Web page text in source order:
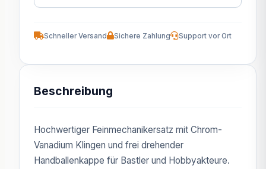
Schneller Versand Sichere Zahlung Support vor Ort
Beschreibung
Hochwertiger Feinmechanikersatz mit Chrom-
Vanadium Klingen und frei drehender
Handballenkappe für Bastler und Hobbyakteure.